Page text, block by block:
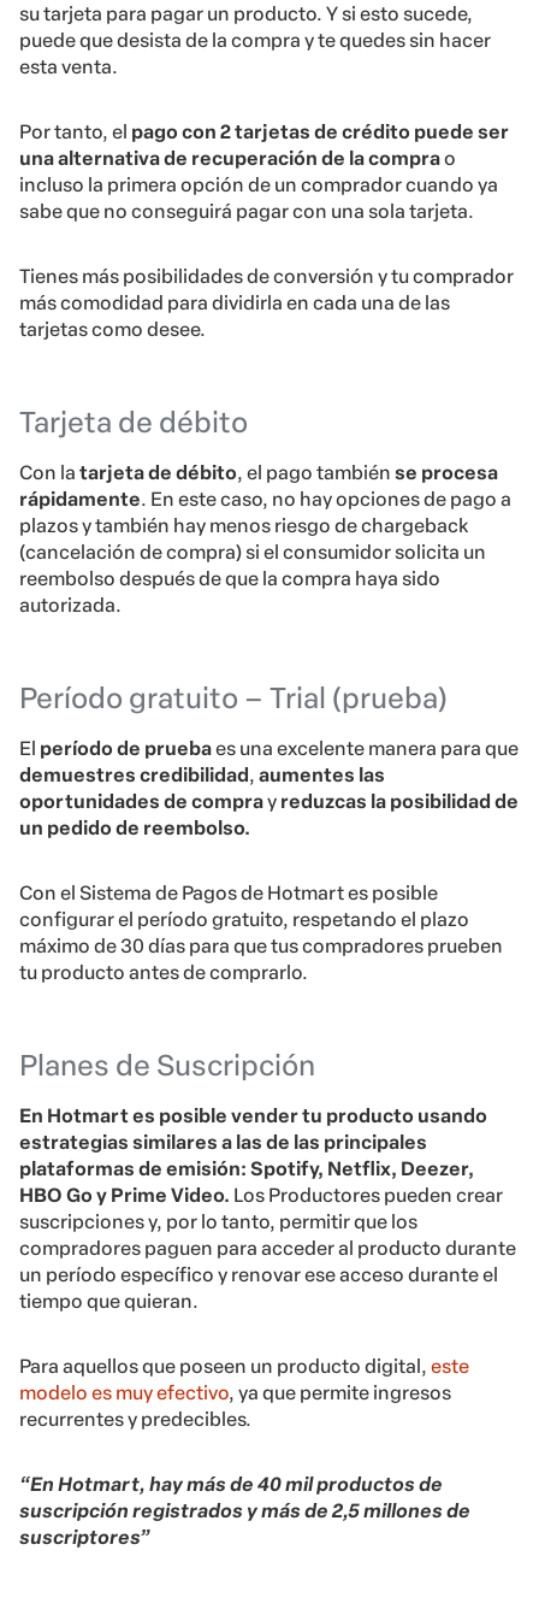
su tarjeta para pagar un producto. Y si esto sucede,
puede que desista de la compra y te quedes sin hacer
esta venta.
Por tanto, el pago con 2 tarjetas de crédito puede ser
una alternativa de recuperación de la comprao
incluso la primera opción de un comprador cuando ya
sabe que no conseguirá pagar con una sola tarjeta.
Tienes más posibilidades de conversión y tu comprador
más comodidad para dividirla en cada una de las
tarjetas como desee.
Tarjeta de débito
Con la tarjeta de débito, el pago también se procesa
rápidamente. En este caso, no hay opciones de pago a
plazos y también hay menos riesgo de chargeback
(cancelación de compra) si el consumidor solicita un
reembolso después de que la compra haya sido
autorizada.
Período gratuito – Trial (prueba)
El período de pruebaes una excelente manera para que
demuestres credibilidad, aumentes las
oportunidades de compray reduzcas la posibilidad de
un pedido de reembolso.
Con el Sistema de Pagos de Hotmart es posible
configurar el período gratuito, respetando el plazo
máximo de 30 días para que tus compradores prueben
tu producto antes de comprarlo.
Planes de Suscripción
En Hotmart es posible vender tu producto usando
estrategias similares a las de las principales
plataformas de emisión: Spotify, Netflix, Deezer,
HBO Go y Prime Video. Los Productores pueden crear
suscripciones y, por lo tanto, permitir que los
compradores paguen para acceder al producto durante
un período específico y renovar ese acceso durante el
tiempo que quieran.
Para aquellos que poseen un producto digital, este
modelo es muy efectivo, ya que permite ingresos
recurrentes y predecibles.
“En Hotmart, hay más de 40 mil productos de
suscripción registrados y más de 2,5 millones de
suscriptores”